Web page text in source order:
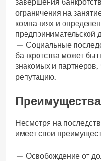
завершения
ограничения на
компаниях и
предпринимательской
— Социальные
банкротства может
знакомых и партнеров,
репутацию.
Несмотря на
имеет свои
— Освобождение от